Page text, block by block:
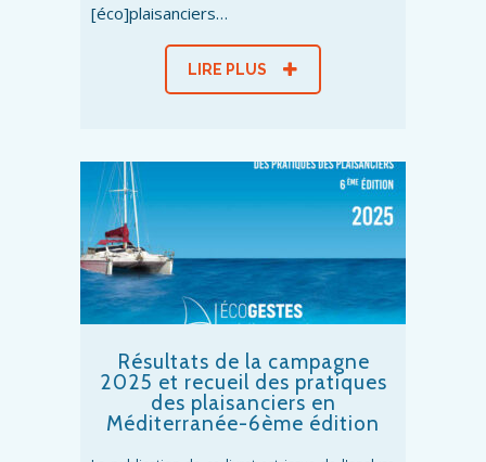
[éco]plaisanciers…
LIRE PLUS
Résultats de la campagne
2025 et recueil des pratiques
des plaisanciers en
Méditerranée-6ème édition